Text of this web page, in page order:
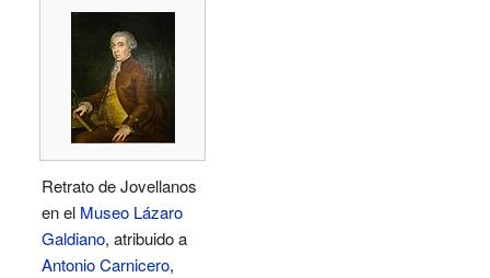
Retrato de Jovellanos
en el Museo Lázaro
Galdiano, atribuido a
Antonio Carnicero,